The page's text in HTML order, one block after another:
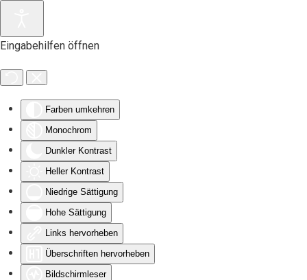
Eingabehilfen öffnen
Farben umkehren
Monochrom
Dunkler Kontrast
Heller Kontrast
Niedrige Sättigung
Hohe Sättigung
Links hervorheben
Überschriften hervorheben
Bildschirmleser
Zum Hauptinhalt springen